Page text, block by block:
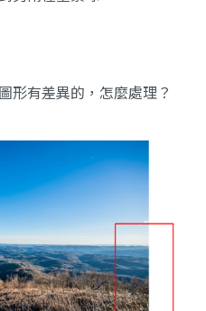
形有差異的，怎麼處理？